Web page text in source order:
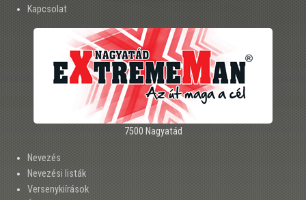
Kapcsolat
7500 Nagyatád
Nevezés
Nevezési listák
Versenykiírások